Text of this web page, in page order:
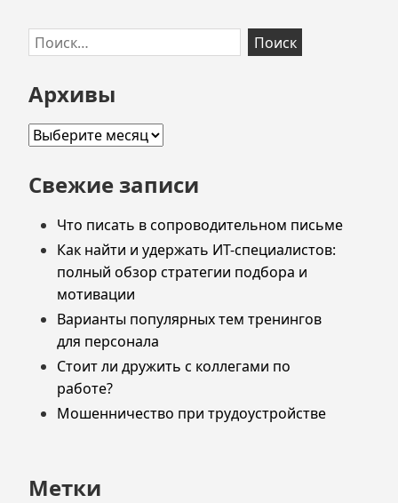
Skip
to
footer
Найти:
Архивы
Архивы
Свежие записи
Что писать в сопроводительном письме
Как найти и удержать ИТ-специалистов:
полный обзор стратегии подбора и
мотивации
Варианты популярных тем тренингов
для персонала
Стоит ли дружить с коллегами по
работе?
Мошенничество при трудоустройстве
Метки